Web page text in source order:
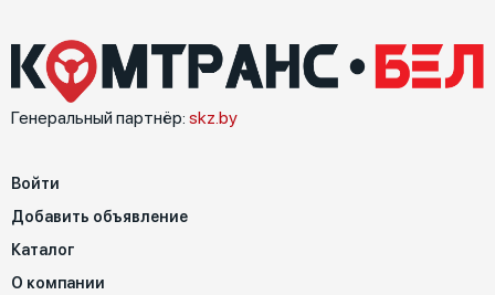
Генеральный партнёр: skz.by
Войти
Добавить объявление
Каталог
О компании